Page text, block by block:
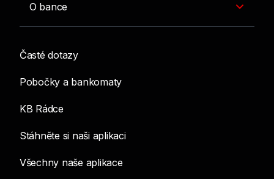
O bance
Časté dotazy
Pobočky a bankomaty
KB Rádce
Stáhněte si naši aplikaci
Všechny naše aplikace